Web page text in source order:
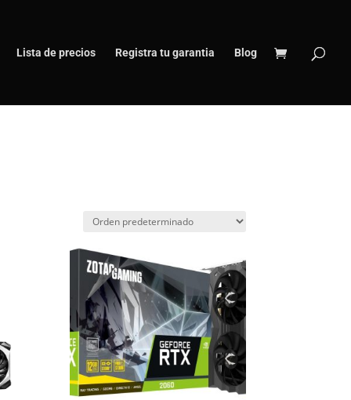
Lista de precios Registra tu garantia Blog